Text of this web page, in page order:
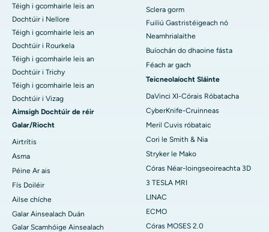
Téigh i gcomhairle leis an
Dochtúir i Nellore
Téigh i gcomhairle leis an
Dochtúir i Rourkela
Téigh i gcomhairle leis an
Dochtúir i Trichy
Téigh i gcomhairle leis an
Dochtúir i Vizag
Aimsigh Dochtúir de réir
Galar/Riocht
Airtrítis
Asma
Péine Ar ais
Fís Doiléir
Ailse chíche
Galar Ainsealach Duán
Galar Scamhóige Ainsealach
Sclera gorm
Fuiliú Gastristéigeach nó
Neamhrialaithe
Buíochán do dhaoine fásta
Féach ar gach
Teicneolaíocht Sláinte
DaVinci XI-Córais Róbatacha
CyberKnife-Cruinneas
Meril Cuvis róbataic
Cori le Smith & Nia
Stryker le Mako
Córas Néar-loingseoireachta 3D
3 TESLA MRI
LINAC
ECMO
Córas MOSES 2.0